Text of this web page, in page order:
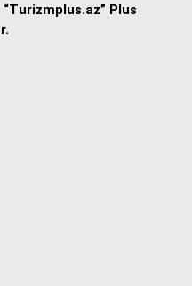
“Turizmplus.az” Plus